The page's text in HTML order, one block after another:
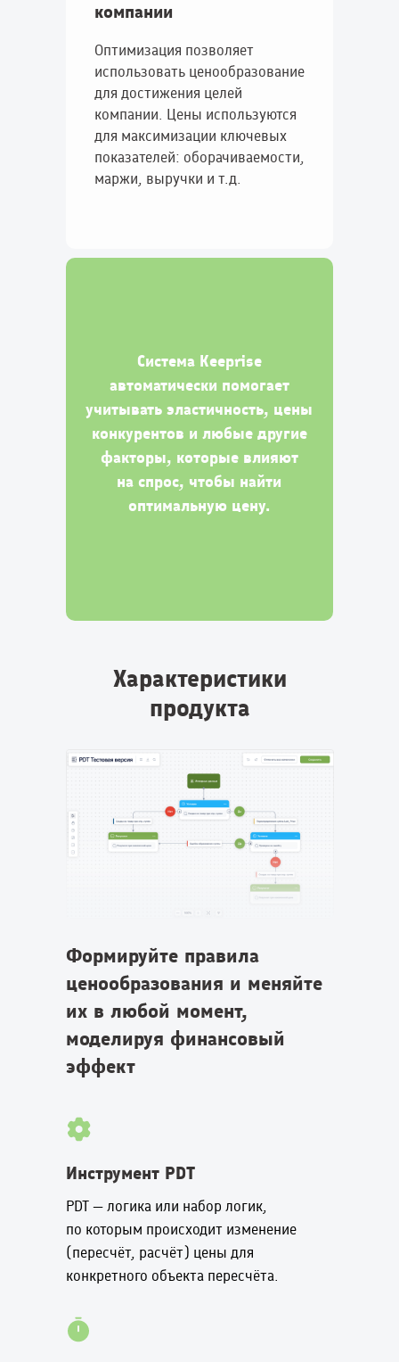
Система Keeprise
автоматически помогает
учитывать эластичность, цены
конкурентов и любые другие
факторы, которые влияют
на спрос, чтобы найти
оптимальную цену.
Характеристики
продукта
Формируйте правила
ценообразования и меняйте
их в любой момент,
моделируя финансовый
эффект
Инструмент PDT
PDT — логика или набор логик,
по которым происходит изменение
(пересчёт, расчёт) цены для
конкретного объекта пересчёта.
компании
Оптимизация позволяет
использовать ценообразование
для достижения целей
компании. Цены используются
для максимизации ключевых
показателей: оборачиваемости,
маржи, выручки и т.д.